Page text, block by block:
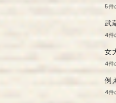
5件
武
4件
女
4件
例
4件